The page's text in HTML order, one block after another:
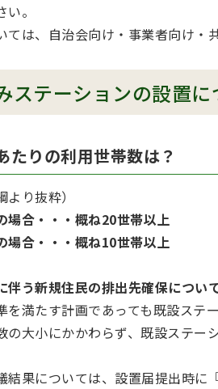
。
ては、自治会向け・事業者向け・
ステーションの設置に
たりの利用世帯数は？
より抜粋）
場合・・・概ね20世帯以上
場合・・・概ね10世帯以上
う新規住民の排出先確保につい
を満たす計画であっても既設ステ
の大小にかかわらず、既設ステー
結果については、設置届提出時に